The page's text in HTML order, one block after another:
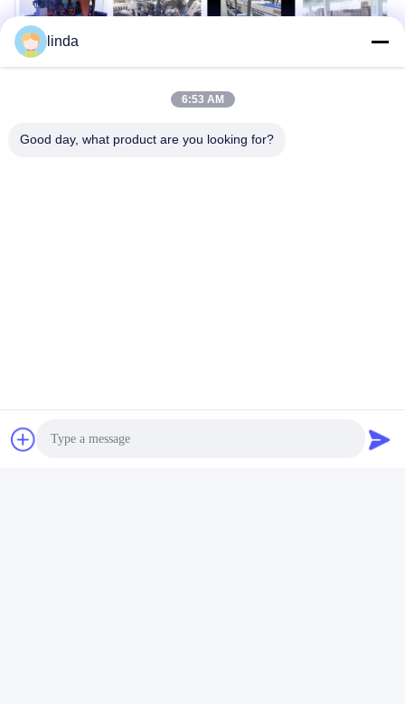
Batterie Au Lithium 2S1P 18650
Communauté de longxi, secteur de Longgang, Shenzhen
51800, Chine
linda
6:53 AM
Good day, what product are you looking for?